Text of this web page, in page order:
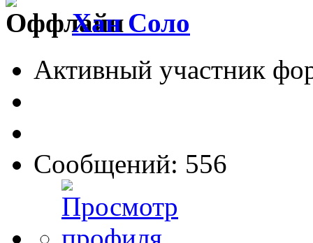
Хан Соло
Активный участник
Сообщений: 556